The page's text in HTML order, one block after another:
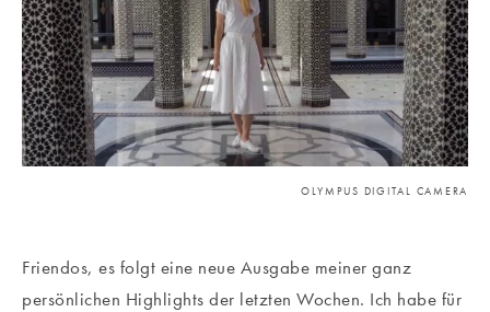
OLYMPUS DIGITAL CAMERA
Friendos, es folgt eine neue Ausgabe meiner ganz
persönlichen Highlights der letzten Wochen. Ich habe für